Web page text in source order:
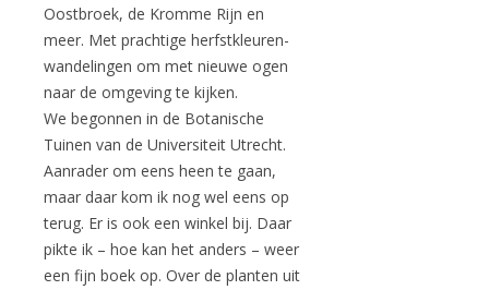
Oostbroek, de Kromme Rijn en
meer. Met prachtige herfstkleuren-
wandelingen om met nieuwe ogen
naar de omgeving te kijken.
We begonnen in de Botanische
Tuinen van de Universiteit Utrecht.
Aanrader om eens heen te gaan,
maar daar kom ik nog wel eens op
terug. Er is ook een winkel bij. Daar
pikte ik – hoe kan het anders – weer
een fijn boek op. Over de planten uit